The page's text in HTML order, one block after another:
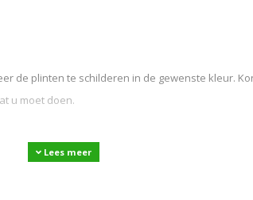
de plinten te schilderen in de gewenste kleur.
u moet doen.
Lees meer